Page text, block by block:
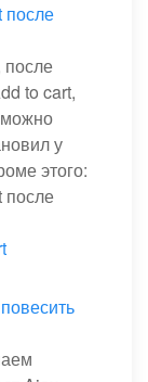
после
после
to cart,
можно
у
этого:
после